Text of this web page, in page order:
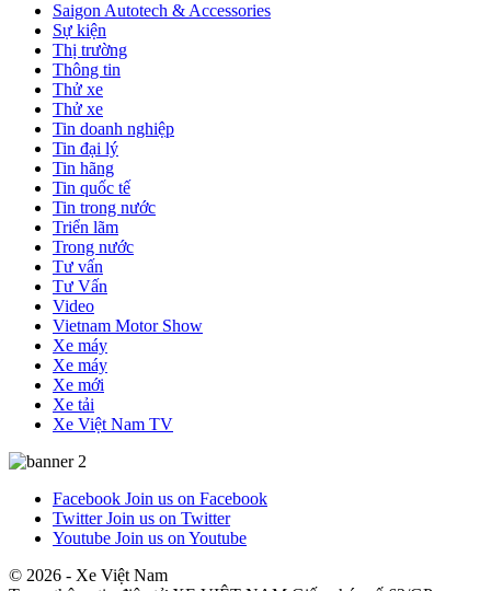
Saigon Autotech & Accessories
Sự kiện
Thị trường
Thông tin
Thử xe
Thử xe
Tin doanh nghiệp
Tin đại lý
Tin hãng
Tin quốc tế
Tin trong nước
Triển lãm
Trong nước
Tư vấn
Tư Vấn
Video
Vietnam Motor Show
Xe máy
Xe máy
Xe mới
Xe tải
Xe Việt Nam TV
Facebook Join us on Facebook
Twitter Join us on Twitter
Youtube Join us on Youtube
© 2026 - Xe Việt Nam